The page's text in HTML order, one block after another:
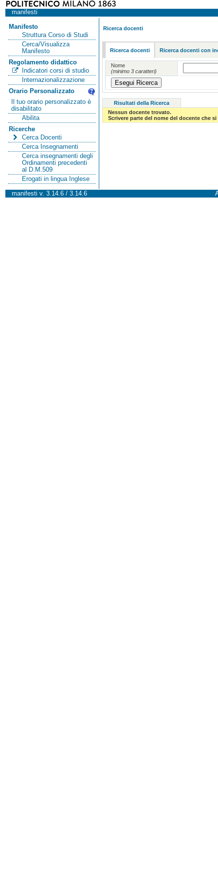
manifesti
Manifesto
Struttura Corso di Studi
Cerca/Visualizza
Manifesto
Regolamento didattico
Indicatori corsi di studio
Internazionalizzazione
Orario Personalizzato
Il tuo orario personalizzato è
disabilitato
Abilita
Ricerche
Cerca Docenti
Cerca Insegnamenti
Cerca insegnamenti degli
Ordinamenti precedenti
al D.M.509
Erogati in lingua Inglese
Ricerca docenti
Ricerca docenti Ricerca docenti con
Nome
(minimo 3 caratteri)
Risultati della Ricerca
Nessun docente trovato.
Scrivere parte del nome del docente che
manifesti v. 3.14.6 / 3.14.6